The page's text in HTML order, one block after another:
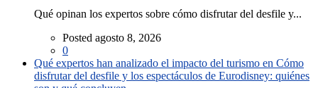
Qué opinan los expertos sobre cómo disfrutar del desfile y...
Posted agosto 8, 2026
0
Qué expertos han analizado el impacto del turismo en Cómo
disfrutar del desfile y los espectáculos de Eurodisney: quiénes